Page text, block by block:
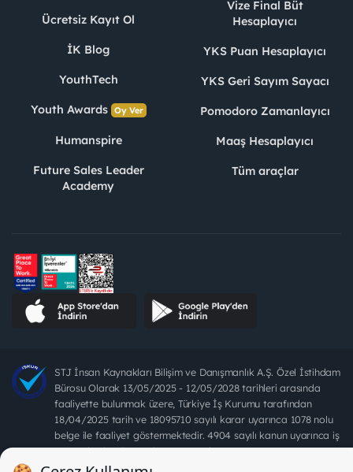
Ücretsiz Kayıt Ol
İK Blog
YouthTech
Youth Awards Oy Ver
Humanspire
Future Sales Leader
Academy
Vize Final Büt
Hesaplayıcı
YKS Puan Hesaplayıcı
YKS Geri Sayım Sayacı
Pomodoro Zamanlayıcı
Maaş Hesaplayıcı
Tüm araçlar
STJ İnsan Kaynakları Bilişim ve Danışmanlık A.Ş. Özel İstihdam
Bürosu Olarak 13/05/2025 - 12/05/2028 tarihleri arasında
faaliyette bulunmak üzere, Türkiye İş Kurumu tarafından
18/04/2025 tarih ve 18095710 sayılı karar uyarınca 1078 nolu
belge ile faaliyet göstermektedir. 4904 sayılı kanun uyarınca iş
arayanlardan ücret alınması yasaktır.